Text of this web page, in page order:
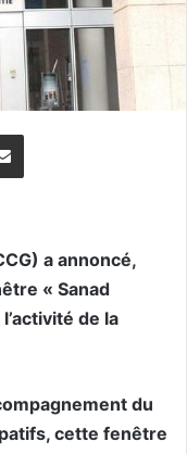
a annoncé,
« Sanad
de la
du
cette fenêtre